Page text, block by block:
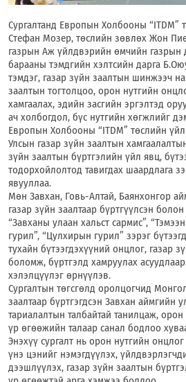
Сургалтанд Европын Холбооны “ITDM”
Стефан Мозер, төслийн зөвлөх Жон
газрын Аж үйлдвэрийн өмчийн газрын
барааны тэмдгийн хэлтсийн дарга
тэмдэг, газар зүйн заалтын шинжээч
заалтын тогтолцоо, орон нутгийн
хамгаалах, эдийн засгийн эргэлтэд
ач холбогдол, бүс нутгийн хөгжлийг
Европын Холбооны “ITDM” төслийн
Улсын газар зүйн заалтын
зүйн заалтын бүртгэлийн үйл явц,
тодорхойлолтод тавигдах шаардлага
явууллаа.
Мөн Завхан, Говь-Алтай, Баянхонгор
газар зүйн заалтаар бүртгүүлсэн
“Завханы улаан хальст сармис”,
гурил”, “Цулхирын гурил” зэрэг
тухайн бүтээгдэхүүний онцлог, газар
боломж, бүртгэлд хамруулах
хэлэлцүүлэг өрнүүлэв.
Сургалтын төгсгөлд оролцогчид
заалтаар бүртгэгдсэн Завхан аймгийн
тариалалтын талбайтай танилцаж,
үр өгөөжийн талаар санал бодлоо
Энэхүү сургалт нь орон нутгийн
үнэ цэнийг нэмэгдүүлэх,
дээшлүүлэх, газар зүйн заалтын